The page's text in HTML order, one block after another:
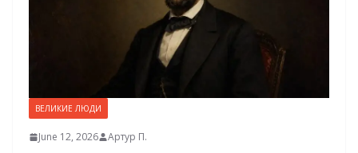
ВЕЛИКИЕ ЛЮДИ
June 12, 2026 Артур П.